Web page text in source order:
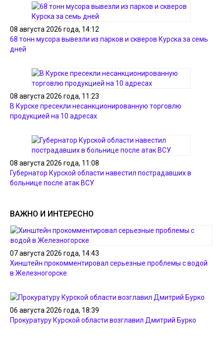
08 августа 2026 года, 14:12
68 тонн мусора вывезли из парков и скверов Курска за семь
дней
08 августа 2026 года, 11:23
В Курске пресекли несанкционированную торговлю
продукцией на 10 адресах
08 августа 2026 года, 11:08
Губернатор Курской области навестил пострадавших в
больнице после атак ВСУ
ВАЖНО И ИНТЕРЕСНО
07 августа 2026 года, 14:43
Хинштейн прокомментировал серьезные проблемы с водой
в Железногорске
06 августа 2026 года, 18:39
Прокуратуру Курской области возглавил Дмитрий Бурко